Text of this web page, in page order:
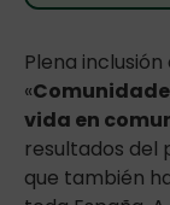
Plena
«
vida en
resultados del
que también